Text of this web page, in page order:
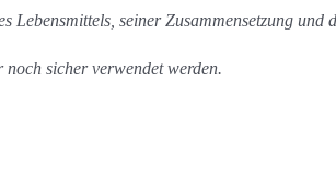
Lebensmittels, seiner Zusammensetzung
sicher verwendet werden.